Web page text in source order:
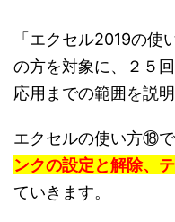
「エクセル2019の使
の方を対象に、２５
応用までの範囲を説
エクセルの使い方⑱で
ンクの設定と解除、
ていきます。